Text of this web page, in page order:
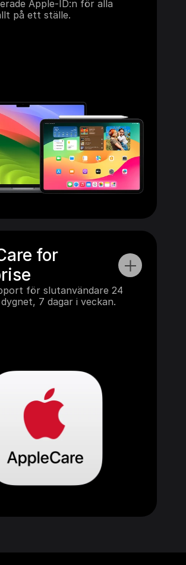
Apple-ID:n för alla
på ett ställe.
for
för slutanvändare 24
7 dagar i veckan.